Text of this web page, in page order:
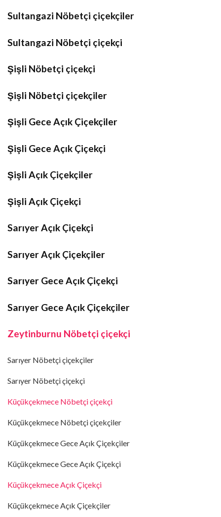
Sultangazi Nöbetçi çiçekçiler
Sultangazi Nöbetçi çiçekçi
Şişli Nöbetçi çiçekçi
Şişli Nöbetçi çiçekçiler
Şişli Gece Açık Çiçekçiler
Şişli Gece Açık Çiçekçi
Şişli Açık Çiçekçiler
Şişli Açık Çiçekçi
Sarıyer Açık Çiçekçi
Sarıyer Açık Çiçekçiler
Sarıyer Gece Açık Çiçekçi
Sarıyer Gece Açık Çiçekçiler
Zeytinburnu Nöbetçi çiçekçi
Sarıyer Nöbetçi çiçekçiler
Sarıyer Nöbetçi çiçekçi
Küçükçekmece Nöbetçi çiçekçi
Küçükçekmece Nöbetçi çiçekçiler
Küçükçekmece Gece Açık Çiçekçiler
Küçükçekmece Gece Açık Çiçekçi
Küçükçekmece Açık Çiçekçi
Küçükçekmece Açık Çiçekçiler